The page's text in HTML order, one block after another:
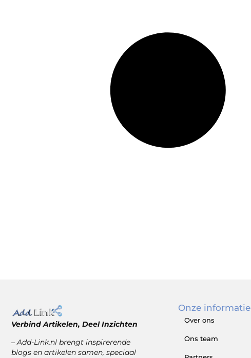
Verbind Artikelen, Deel Inzichten
– Add-Link.nl brengt inspirerende
blogs en artikelen samen, speciaal
Onze informatie
Over ons
Ons team